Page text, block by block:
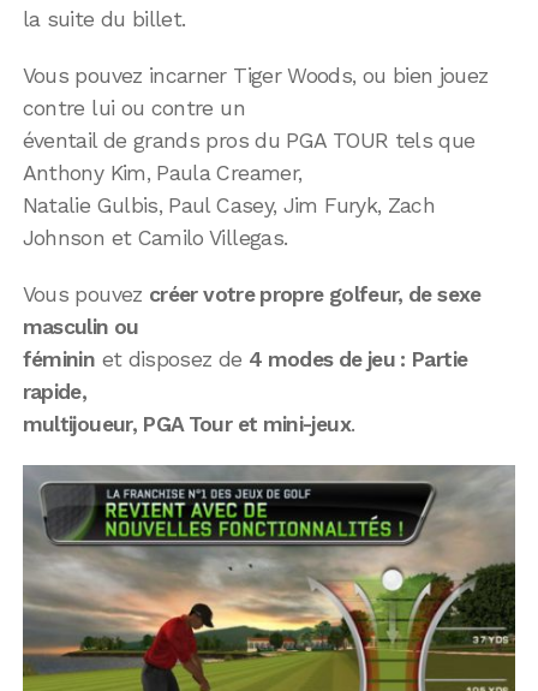
la suite du billet.
Vous pouvez incarner Tiger Woods, ou bien jouez
contre lui ou contre un
éventail de grands pros du PGA TOUR tels que
Anthony Kim, Paula Creamer,
Natalie Gulbis, Paul Casey, Jim Furyk, Zach
Johnson et Camilo Villegas.
Vous pouvez créer votre propre golfeur, de sexe
masculin ou
féminin et disposez de 4 modes de jeu : Partie
rapide,
multijoueur, PGA Tour et mini-jeux.